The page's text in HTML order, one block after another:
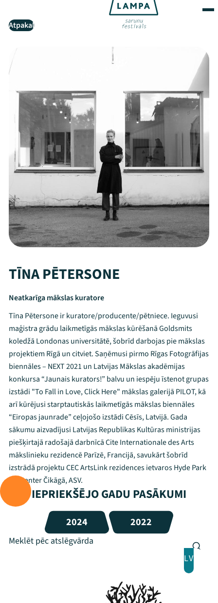
Festivāls
Atpakaļ
TĪNA PĒTERSONE
Neatkarīga mākslas kuratore
Tīna Pētersone ir kuratore/producente/pētniece. Ieguvusi
maģistra grādu laikmetīgās mākslas kūrēšanā Goldsmits
koledžā Londonas universitātē, šobrīd darbojas pie mākslas
projektiem Rīgā un citviet. Saņēmusi pirmo Rīgas Fotogrāfijas
biennāles – NEXT 2021 un Latvijas Mākslas akadēmijas
konkursa “Jaunais kurators!” balvu un iespēju īstenot grupas
izstādi "To Fall in Love, Click Here" mākslas galerijā PILOT, kā
arī kūrējusi starptautiskās laikmetīgās mākslas biennāles
“Eiropas jaunrade” ceļojošo izstādi Cēsīs, Latvijā. Gada
sākumu aizvadījusi Latvijas Republikas Kultūras ministrijas
piešķirtajā radošajā darbnīcā Cite Internationale des Arts
mākslinieku rezidencē Parīzē, Francijā, savukārt šobrīd
izstrādā projektu CEC ArtsLink rezidences ietvaros Hyde Park
Art Center Čikāgā, ASV.
IEPRIEKŠĒJO GADU PASĀKUMI
2024 2022
LV